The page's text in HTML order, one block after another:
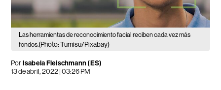
Las herramientas de reconocimiento facial reciben cada vez más
fondos.(Photo: Tumisu/Pixabay)
PorIsabela Fleischmann (ES)
13 de abril, 2022 | 03:26 PM